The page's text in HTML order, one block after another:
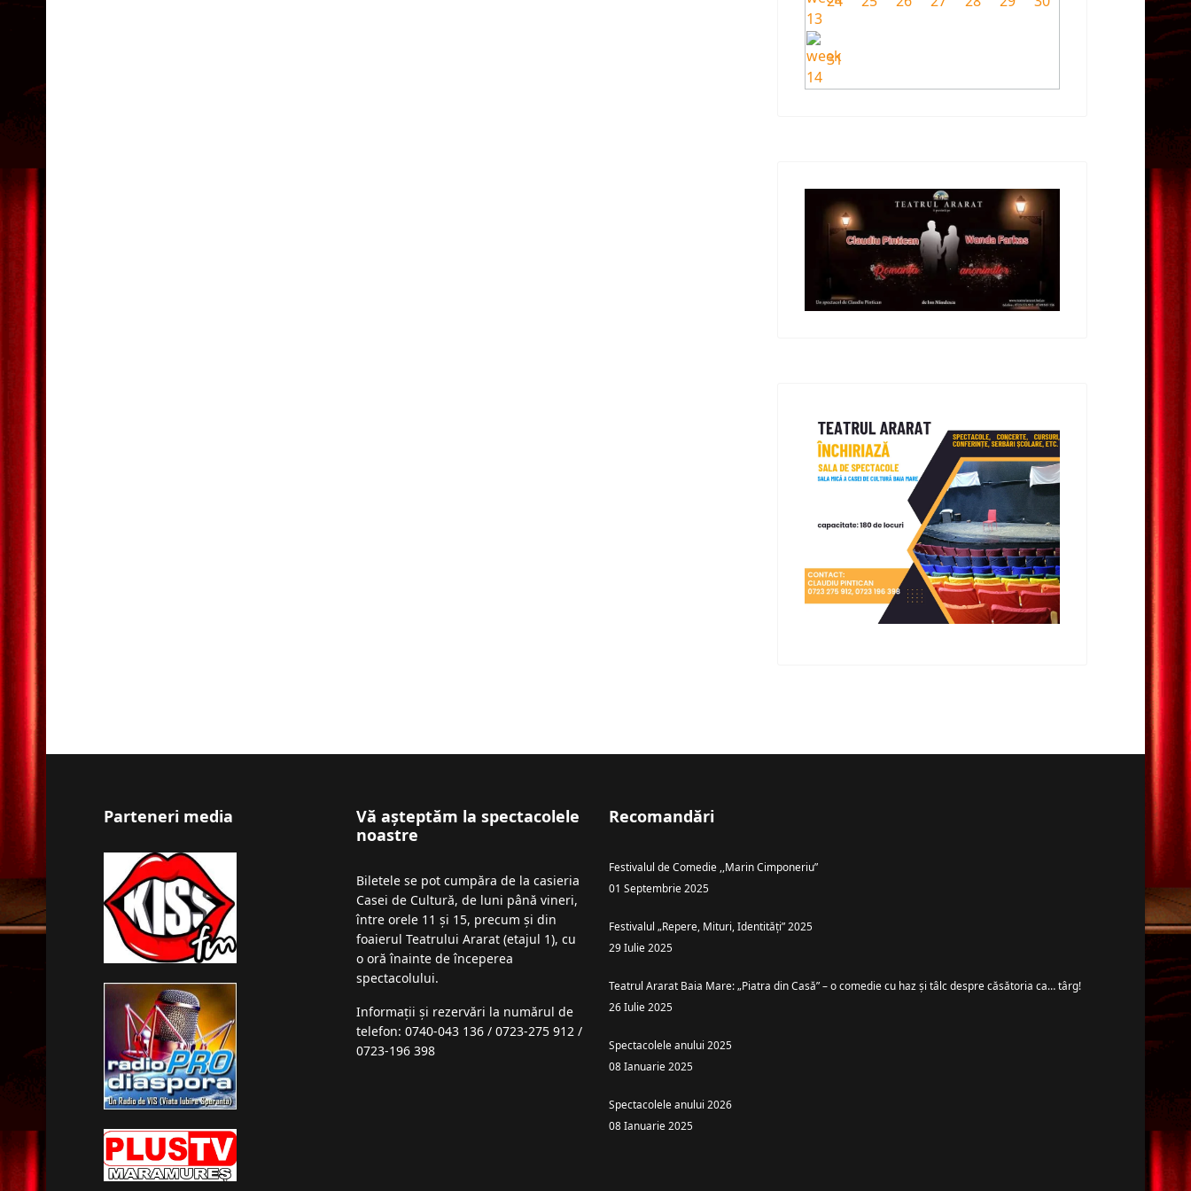
31
Parteneri media
Vă așteptăm la spectacolele
noastre
Biletele se pot cumpăra de la casieria
Casei de Cultură, de luni până vineri,
între orele 11 și 15, precum și din
foaierul Teatrului Ararat (etajul 1), cu
o oră înainte de începerea
spectacolului.
Informații şi rezervări la numărul de
telefon: 0740-043 136 / 0723-275 912 /
0723-196 398
Recomandări
Festivalul de Comedie ,,Marin Cimponeriu”
01 Septembrie 2025
Festivalul „Repere, Mituri, Identități” 2025
29 Iulie 2025
Teatrul Ararat Baia Mare: „Piatra din Casă” – o comedie cu haz și tâlc despre căsătoria ca… târg!
26 Iulie 2025
Spectacolele anului 2025
08 Ianuarie 2025
Spectacolele anului 2026
08 Ianuarie 2025